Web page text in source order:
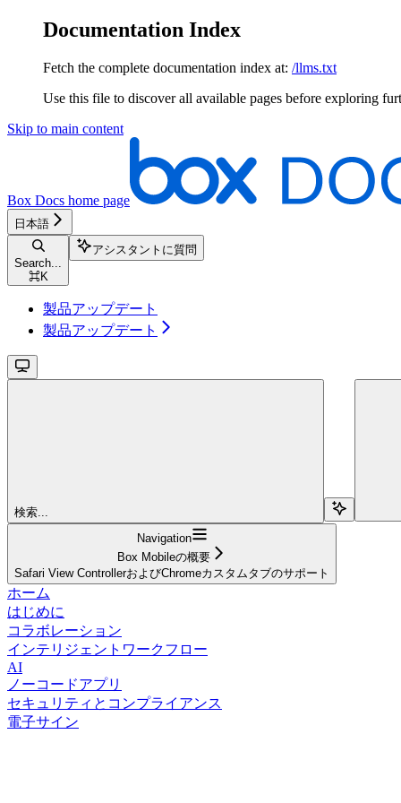
Documentation Index
Fetch the complete documentation index at: /llms.txt
Use this file to discover all available pages before exploring
Skip to main content
Box Docs home page
日本語
Search...
⌘K
アシスタントに質問
製品アップデート
製品アップデート
検索...
Navigation
Box Mobileの概要
Safari View ControllerおよびChromeカスタムタブのサポート
ホーム
はじめに
コラボレーション
インテリジェントワークフロー
AI
ノーコードアプリ
セキュリティとコンプライアンス
電子サイン